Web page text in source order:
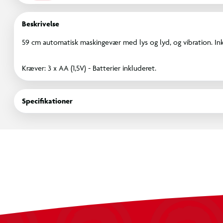
Beskrivelse
59 cm automatisk maskingevær med lys og lyd, og vibration.
Kræver: 3 x AA (1,5V) - Batterier inkluderet.
Specifikationer